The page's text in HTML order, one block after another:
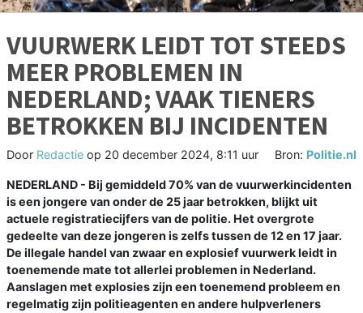
VUURWERK LEIDT TOT STEEDS
MEER PROBLEMEN IN
NEDERLAND; VAAK TIENERS
BETROKKEN BIJ INCIDENTEN
Door Redactie op 20 december 2024, 8:11 uur Bron: Politie.nl
NEDERLAND - Bij gemiddeld 70% van de vuurwerkincidenten
is een jongere van onder de 25 jaar betrokken, blijkt uit
actuele registratiecijfers van de politie. Het overgrote
gedeelte van deze jongeren is zelfs tussen de 12 en 17 jaar.
De illegale handel van zwaar en explosief vuurwerk leidt in
toenemende mate tot allerlei problemen in Nederland.
Aanslagen met explosies zijn een toenemend probleem en
regelmatig zijn politieagenten en andere hulpverleners